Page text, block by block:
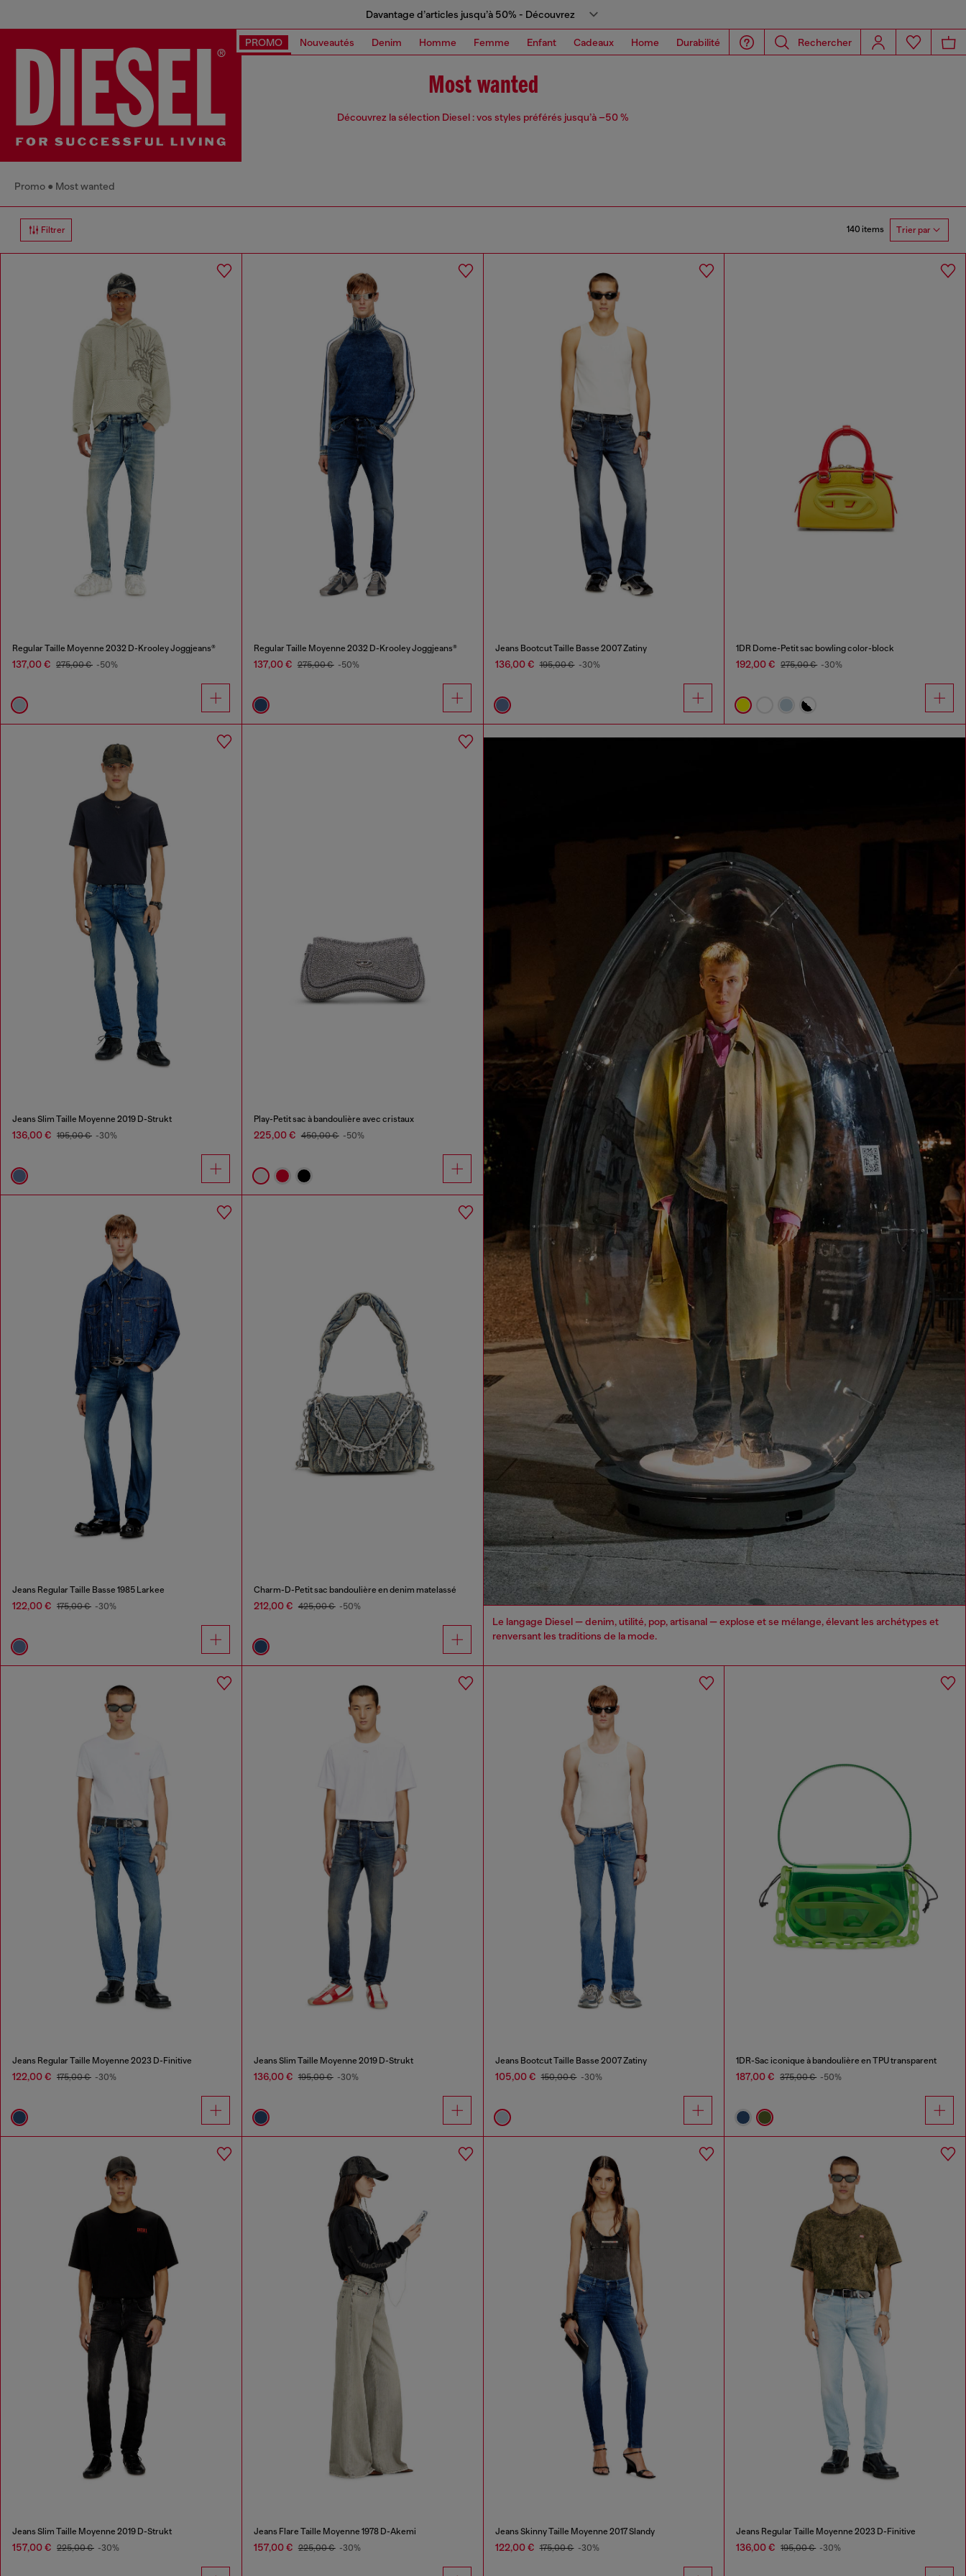
Davantage d’articles jusqu’à 50% - Découvrez
PROMO Nouveautés Denim Homme Femme Enfant Cadeaux Home Durabilité Rechercher
Most wanted
Découvrez la sélection Diesel : vos styles préférés jusqu’à –50 %
Promo Most wanted
Filtrer 140 items Trier par
Regular Taille Moyenne 2032 D-Krooley Joggjeans®
137,00 € 275,00 € -50%
Regular Taille Moyenne 2032 D-Krooley Joggjeans®
137,00 € 275,00 € -50%
Jeans Bootcut Taille Basse 2007 Zatiny
136,00 € 195,00 € -30%
1DR Dome-Petit sac bowling color-block
192,00 € 275,00 € -30%
Jeans Slim Taille Moyenne 2019 D-Strukt
136,00 € 195,00 € -30%
Play-Petit sac à bandoulière avec cristaux
225,00 € 450,00 € -50%
Le langage Diesel — denim, utilité, pop, artisanal — explose et se mélange, élevant les archétypes et
renversant les traditions de la mode.
Jeans Regular Taille Basse 1985 Larkee
122,00 € 175,00 € -30%
Charm-D-Petit sac bandoulière en denim matelassé
212,00 € 425,00 € -50%
Jeans Regular Taille Moyenne 2023 D-Finitive
122,00 € 175,00 € -30%
Jeans Slim Taille Moyenne 2019 D-Strukt
136,00 € 195,00 € -30%
Jeans Bootcut Taille Basse 2007 Zatiny
105,00 € 150,00 € -30%
1DR-Sac iconique à bandoulière en TPU transparent
187,00 € 375,00 € -50%
Jeans Slim Taille Moyenne 2019 D-Strukt
157,00 € 225,00 € -30%
Jeans Flare Taille Moyenne 1978 D-Akemi
157,00 € 225,00 € -30%
Jeans Skinny Taille Moyenne 2017 Slandy
122,00 € 175,00 € -30%
Jeans Regular Taille Moyenne 2023 D-Finitive
136,00 € 195,00 € -30%